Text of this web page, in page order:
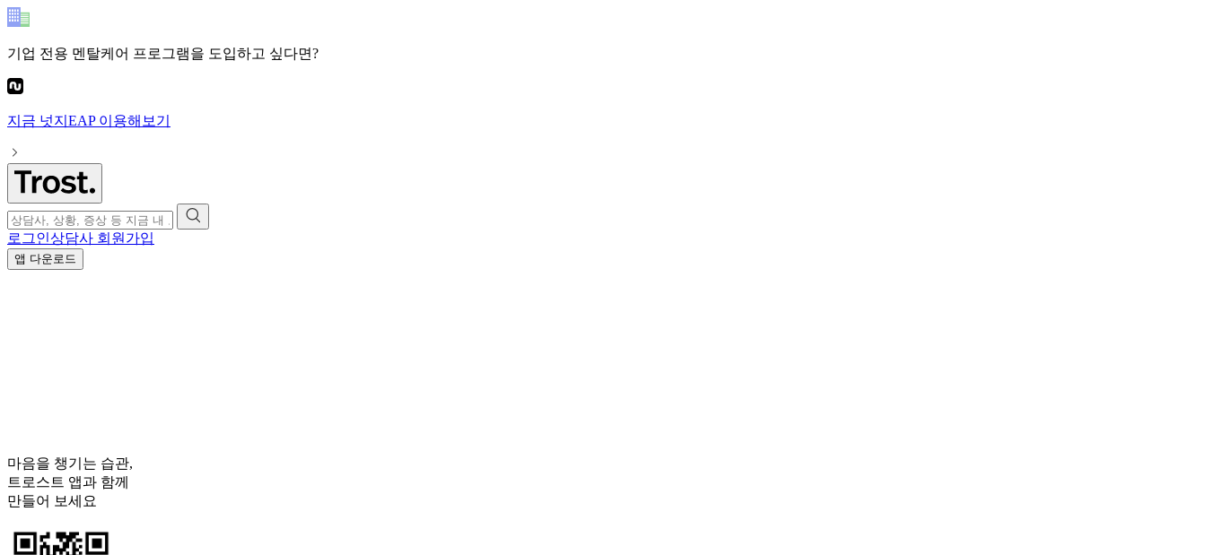
기업 전용 멘탈케어 프로그램을 도입하고 싶다면?
지금 넛지EAP이용해보기
로그인상담사 회원가입
앱 다운로드
마음을 챙기는 습관,
트로스트 앱과 함께
만들어 보세요